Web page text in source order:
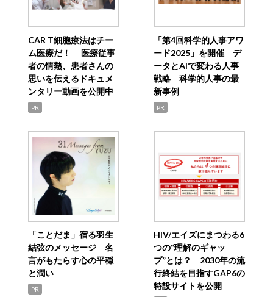
CAR T細胞療法はチー
ム医療だ！ 医療従事
者の情熱、患者さんの
思いを伝えるドキュメ
ンタリー動画を公開中
PR
「第4回科学的人事アワ
ード2025」を開催 デ
ータとAIで変わる人事
戦略 科学的人事の最
新事例
PR
「ことだま」宿る羽生
結弦のメッセージ 名
言がもたらす心の平穏
と潤い
PR
HIV/エイズにまつわる6
つの“理解のギャッ
プ”とは？ 2030年の流
行終結を目指すGAP6の
特設サイトを公開